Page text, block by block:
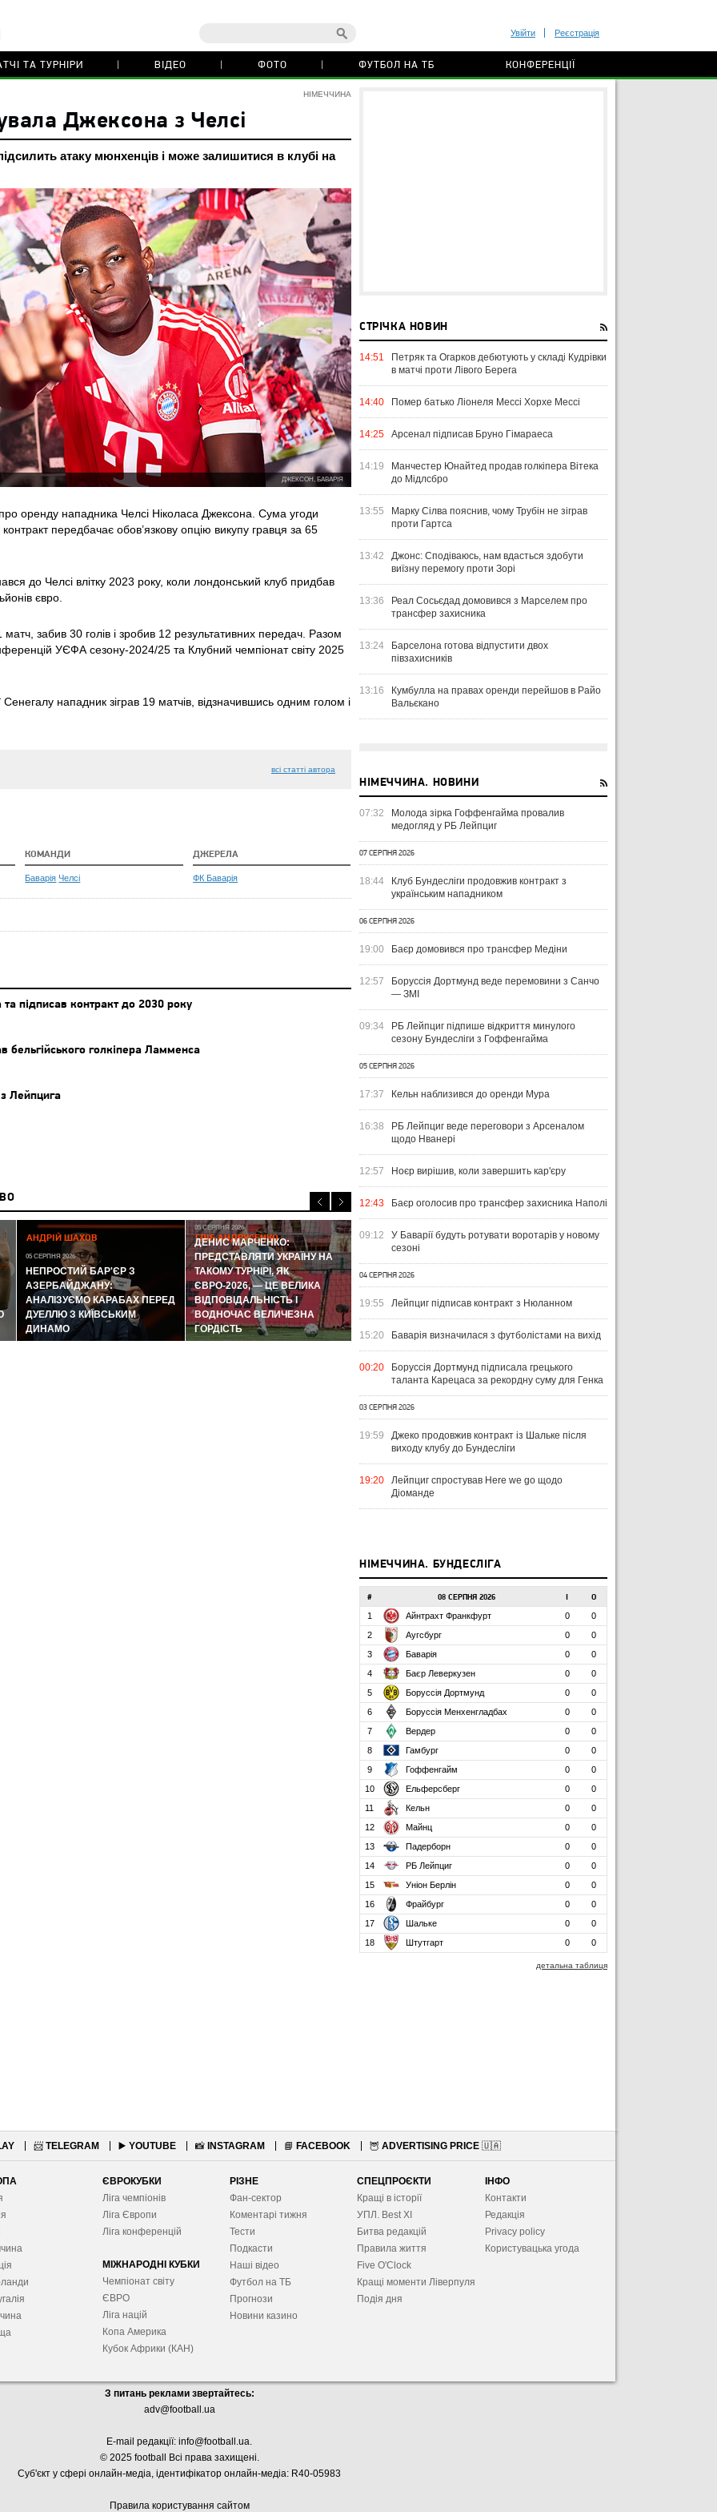
Увійти Реєстрація
ТА ТУРНІРИ ВІДЕО ФОТО ФУТБОЛ НА ТБ КОНФЕРЕНЦІЇ
НІМЕЧЧИНА
Джексона з Челсі
атаку мюнхенців і може залишитися в клубі на
ДЖЕКСОН, БАВАРІЯ
оренду нападника Челсі Ніколаса Джексона. Сума угоди
передбачає обов’язкову опцію викупу гравця за 65
до Челсі влітку 2023 року, коли лондонський клуб придбав
євро.
забив 30 голів і зробив 12 результативних передач. Разом
УЄФА сезону-2024/25 та Клубний чемпіонат світу 2025
Сенегалу нападник зіграв 19 матчів, відзначившись одним голом і
всі статті автора
КОМАНДИ
Баварія Челсі
ДЖЕРЕЛА
ФК Баварія
та підписав контракт до 2030 року
бельгійського голкіпера Ламменса
Лейпцига
АНДРІЙ ШАХОВ
05 СЕРПНЯ 2026
НЕПРОСТИЙ БАР'ЄР З
АЗЕРБАЙДЖАНУ:
АНАЛІЗУЄМО КАРАБАХ ПЕРЕД
ДУЕЛЛЮ З КИЇВСЬКИМ
ДИНАМО
ГЛІБ АНДРУСЕНКО
05 СЕРПНЯ 2026
ДЕНИС МАРЧЕНКО:
ПРЕДСТАВЛЯТИ УКРАЇНУ НА
ТАКОМУ ТУРНІРІ, ЯК
ЄВРО-2026, — ЦЕ ВЕЛИКА
ВІДПОВІДАЛЬНІСТЬ І
ВОДНОЧАС ВЕЛИЧЕЗНА
ГОРДІСТЬ
ЧТИВО
УКРАЇНСЬКИЙ СЛІД У ДРУГОМУ
ТУРІ ЕКСТРАКЛЯСИ: МАЦЕНКО
ПЕРЕМАГАЄ, РОМАНЧУК
УКРАЇНА
СТРІЧКА НОВИН
14:51
Петряк та Огарков дебютують у складі Кудрівки
в матчі проти Лівого Берега
14:40 Помер батько Ліонеля Мессі Хорхе Мессі
14:25 Арсенал підписав Бруно Гімараеса
14:19
Манчестер Юнайтед продав голкіпера Вітека
до Мідлсбро
13:55
Марку Сілва пояснив, чому Трубін не зіграв
проти Гартса
13:42
Джонс: Сподіваюсь, нам вдасться здобути
виїзну перемогу проти Зорі
13:36
Реал Сосьєдад домовився з Марселем про
трансфер захисника
13:24
Барселона готова відпустити двох
півзахисників
13:16
Кумбулла на правах оренди перейшов в Райо
Вальєкано
НІМЕЧЧИНА. НОВИНИ
07:32
Молода зірка Гоффенгайма провалив
медогляд у РБ Лейпциг
07 СЕРПНЯ 2026
18:44
Клуб Бундесліги продовжив контракт з
українським нападником
06 СЕРПНЯ 2026
19:00 Баєр домовився про трансфер Медіни
12:57
Боруссія Дортмунд веде перемовини з Санчо
— ЗМІ
09:34
РБ Лейпциг підпише відкриття минулого
сезону Бундесліги з Гоффенгайма
05 СЕРПНЯ 2026
17:37 Кельн наблизився до оренди Мура
16:38
РБ Лейпциг веде переговори з Арсеналом
щодо Нванері
12:57 Ноєр вирішив, коли завершить кар'єру
12:43 Баєр оголосив про трансфер захисника Наполі
09:12
У Баварії будуть ротувати воротарів у новому
сезоні
04 СЕРПНЯ 2026
19:55 Лейпциг підписав контракт з Нюланном
15:20 Баварія визначилася з футболістами на вихід
00:20
Боруссія Дортмунд підписала грецького
таланта Карецаса за рекордну суму для Генка
03 СЕРПНЯ 2026
19:59
Джеко продовжив контракт із Шальке після
виходу клубу до Бундесліги
19:20
Лейпциг спростував Here we go щодо
Діоманде
НІМЕЧЧИНА. БУНДЕСЛІГА
# 08 СЕРПНЯ 2026 О
1 Айнтрахт Франкфурт 0
0
2
Аугсбург 0
0
3
Баварія 0
0
4
Баєр Леверкузен 0
0
5
Боруссія Дортмунд 0
0
6
Боруссія Менхенгладбах 0
0
7
Вердер 0
0
8
Гамбург 0
0
9
Гоффенгайм 0
0
10
Ельферсберг 0
0
11
Кельн 0
0
12
Майнц 0
0
13
Падерборн 0
0
14
РБ Лейпциг 0
0
15
Уніон Берлін 0
0
16
Фрайбург 0
0
17
Шальке 0
0
18
Штутгарт 0 0
детальна таблиця
📨 TELEGRAM ▶️ YOUTUBE 📸 INSTAGRAM 📘 FACEBOOK 🦉 ADVERTISING PRICE 🇺🇦
ЄВРОКУБКИ
Ліга чемпіонів
Ліга Європи
Ліга конференцій
МІЖНАРОДНІ КУБКИ
Чемпіонат світу
ЄВРО
Ліга націй
Копа Америка
Кубок Африки (КАН)
РІЗНЕ
Фан-сектор
Коментарі тижня
Тести
Подкасти
Наші відео
Футбол на ТБ
Прогнози
Новини казино
СПЕЦПРОЄКТИ
Кращі в історії
УПЛ. Best XІ
Битва редакцій
Правила життя
Five O'Clock
Кращі моменти Ліверпуля
Подія дня
ІНФО
Контакти
Редакція
Privacy policy
Користувацька угода
З питань реклами звертайтесь:
adv@football.ua
E-mail редакції: info@football.ua.
© 2025 football Всі права захищені.
Суб'єкт у сфері онлайн-медіа, ідентифікатор онлайн-медіа: R40-05983
Правила користування сайтом